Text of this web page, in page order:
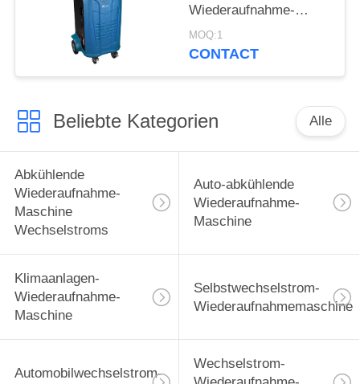
Wiederaufnahme-
Maschinen-in der
bunten LCD-
MOQ:1
CONTACT
Beliebte Kategorien Alle
Abkühlende
Wiederaufnahme-
Maschine
Wechselstroms
Auto-abkühlende
Wiederaufnahme-
Maschine
Klimaanlagen-
Wiederaufnahme-
Maschine
Selbstwechselstrom-
Wiederaufnahmemaschine
Automobilwechselstrom-
Wechselstrom-